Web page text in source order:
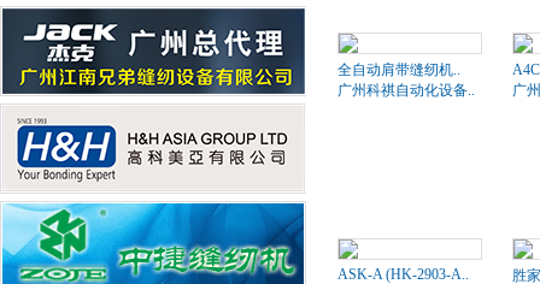
全自动肩带缝纫机..
广州科祺自动化设备..
广
ASK-A (HK-2903-A.. 胜